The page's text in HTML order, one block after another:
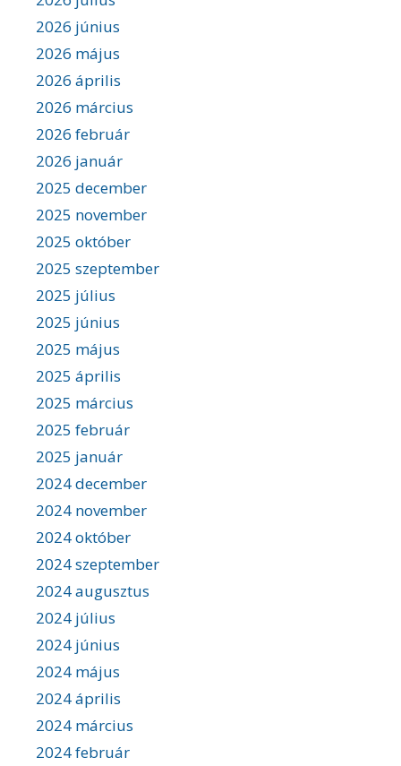
2026 június
2026 május
2026 április
2026 március
2026 február
2026 január
2025 december
2025 november
2025 október
2025 szeptember
2025 július
2025 június
2025 május
2025 április
2025 március
2025 február
2025 január
2024 december
2024 november
2024 október
2024 szeptember
2024 augusztus
2024 július
2024 június
2024 május
2024 április
2024 március
2024 február